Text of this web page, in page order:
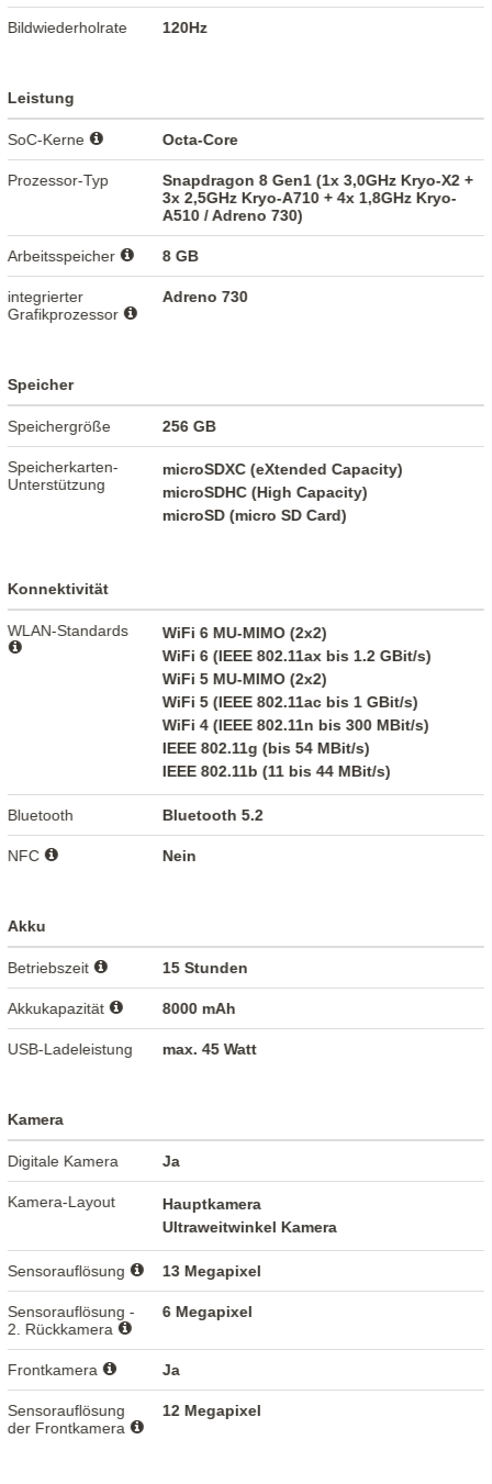
Bildwiederholrate 120Hz
Leistung
SoC-Kerne Octa-Core
Prozessor-Typ
Snapdragon 8 Gen1 (1x 3,0GHz Kryo-X2 +
3x 2,5GHz Kryo-A710 + 4x 1,8GHz Kryo-
A510 / Adreno 730)
Arbeitsspeicher 8 GB
integrierter
Grafikprozessor
Adreno 730
Speicher
Speichergröße 256 GB
Speicherkarten-
Unterstützung
microSDXC (eXtended Capacity)
microSDHC (High Capacity)
microSD (micro SD Card)
Konnektivität
WLAN-Standards
WiFi 6 MU-MIMO (2x2)
WiFi 6 (IEEE 802.11ax bis 1.2 GBit/s)
WiFi 5 MU-MIMO (2x2)
WiFi 5 (IEEE 802.11ac bis 1 GBit/s)
WiFi 4 (IEEE 802.11n bis 300 MBit/s)
IEEE 802.11g (bis 54 MBit/s)
IEEE 802.11b (11 bis 44 MBit/s)
Bluetooth Bluetooth 5.2
NFC Nein
Akku
Betriebszeit 15 Stunden
Akkukapazität 8000 mAh
USB-Ladeleistung max. 45 Watt
Kamera
Digitale Kamera Ja
Kamera-Layout
Hauptkamera
Ultraweitwinkel Kamera
Sensorauflösung 13 Megapixel
Sensorauflösung -
2. Rückkamera
6 Megapixel
Frontkamera Ja
Sensorauflösung
der Frontkamera
12 Megapixel